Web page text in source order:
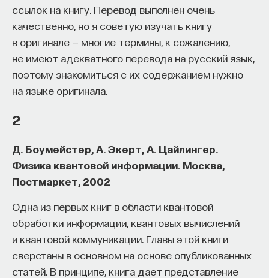
ссылок на книгу. Перевод выполнен очень
качественно, но я советую изучать книгу
в оригинале — многие термины, к сожалению,
не имеют адекватного перевода на русский язык,
поэтому знакомиться с их содержанием нужно
на языке оригинала.
2
Д. Боумейстер, А. Экерт, А. Цайлингер.
Физика квантовой информации. Москва,
Постмаркет, 2002
Одна из первых книг в области квантовой
обработки информации, квантовых вычислений
и квантовой коммуникации. Главы этой книги
сверстаны в основном на основе опубликованных
статей. В принципе, книга дает представление
Можно эту задачу усложнить, если взять выводы
из разных ячеек регистра и подать их на вход
булевой функции, а уже выход этой булевой
функции использовать как псевдослучайную
последовательность. Булева функция — это
функция отображения множества двоичных
n двоичных переменных, но выходит одна.
И вот получившуюся в результате этих
манипуляций функцию делают нелинейной, а для
ее решения нужна будет нелинейная система
уравнений, которую хорошо решать не умеют,
потому что неизвестны методы. На самом деле
строгого доказательства, что их нельзя
эффективно решать, нет, и это тоже открытая
проблема.